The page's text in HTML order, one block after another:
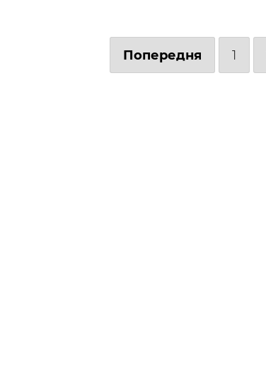
Попередня 1